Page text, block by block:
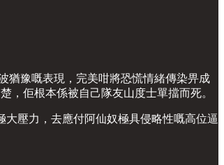
猶豫嘅表現，完美咁將恐慌情緒傳染畀成
，佢根本係被自己隊友山度士單擋而死。
壓力，去應付阿仙奴極具侵略性嘅高位逼